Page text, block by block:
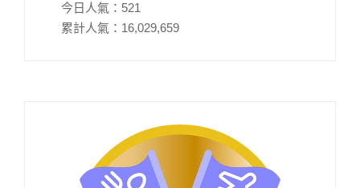
今日人氣： 521
累計人氣： 16,029,659